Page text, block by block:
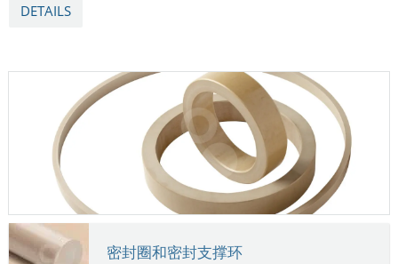
DETAILS
密封圈和密封支撑环